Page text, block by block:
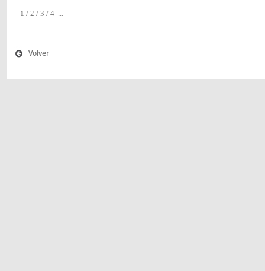
1 / 2 / 3 / 4 ...
Volver